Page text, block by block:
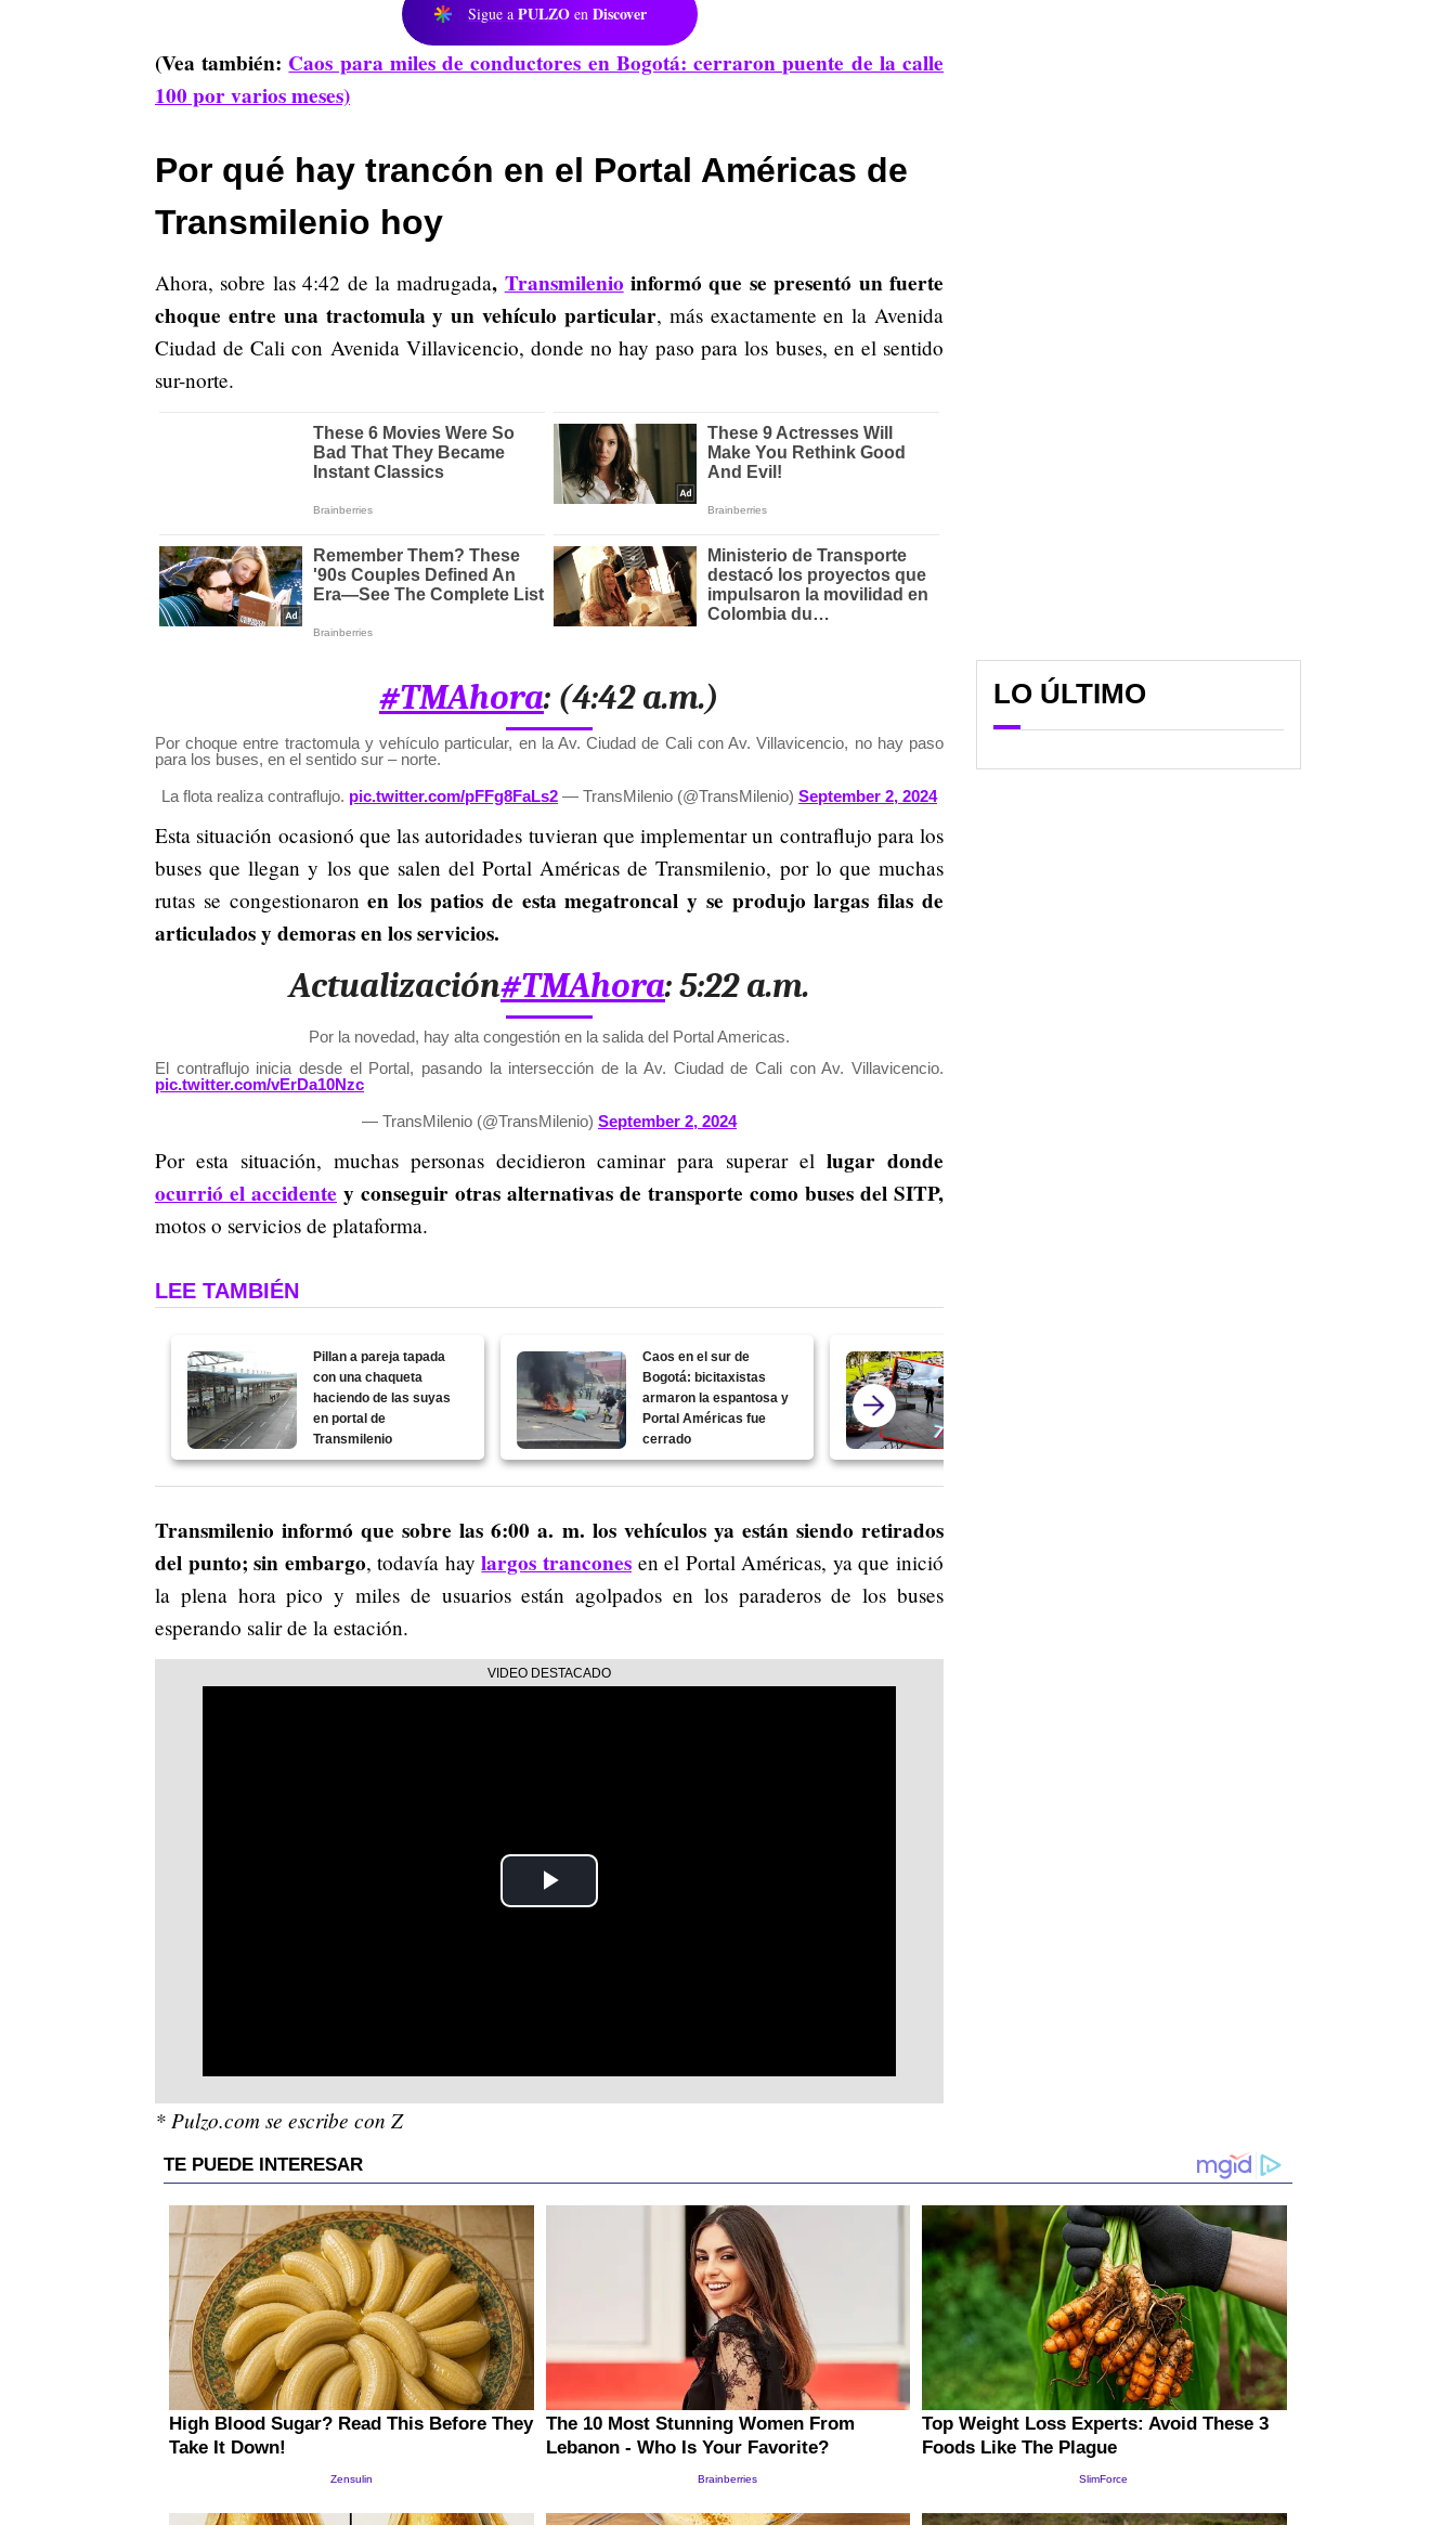
Sigue a PULZO en Discover
(Vea también: Caos para miles de conductores en Bogotá: cerraron puente de la calle
100 por varios meses)
Por qué hay trancón en el Portal Américas de
Transmilenio hoy
Ahora, sobre las 4:42 de la madrugada, Transmilenio informó que se presentó un fuerte
choque entre una tractomula y un vehículo particular, más exactamente en la Avenida
Ciudad de Cali con Avenida Villavicencio, donde no hay paso para los buses, en el sentido
sur-norte.
#TMAhora: (4:42 a.m.)
Por choque entre tractomula y vehículo particular, en la Av. Ciudad de Cali con Av. Villavicencio, no hay paso
para los buses, en el sentido sur – norte.
La flota realiza contraflujo. pic.twitter.com/pFFg8FaLs2 — TransMilenio (@TransMilenio) September 2, 2024
Esta situación ocasionó que las autoridades tuvieran que implementar un contraflujo para los
buses que llegan y los que salen del Portal Américas de Transmilenio, por lo que muchas
rutas se congestionaronen los patios de esta megatroncal y se produjo largas filas de
articulados y demoras en los servicios.
Actualización#TMAhora: 5:22 a.m.
Por la novedad, hay alta congestión en la salida del Portal Americas.
El contraflujo inicia desde el Portal, pasando la intersección de la Av. Ciudad de Cali con Av. Villavicencio.
pic.twitter.com/vErDa10Nzc
— TransMilenio (@TransMilenio) September 2, 2024
Por esta situación, muchas personas decidieron caminar para superar ellugar donde
ocurrió el accidente y conseguir otras alternativas de transporte como buses del SITP,
motos o servicios de plataforma.
LEE TAMBIÉN
Pillan a pareja tapada
con una chaqueta
haciendo de las suyas
en portal de
Transmilenio
Caos en el sur de
Bogotá: bicitaxistas
armaron la espantosa y
Portal Américas fue
cerrado
Transmilenio informó que sobre las 6:00 a. m. los vehículos ya están siendo retirados
del punto; sin embargo, todavía haylargos trancones en el Portal Américas, ya que inició
la plena hora pico y miles de usuarios están agolpados en los paraderos de los buses
esperando salir de la estación.
Play
* Pulzo.com se escribe con Z
LO ÚLTIMO